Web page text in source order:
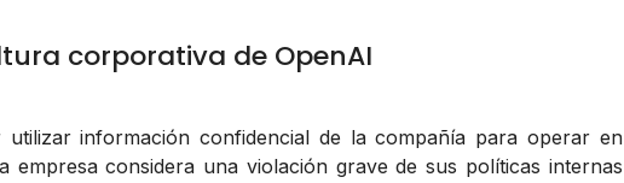
corporativa de OpenAI
información confidencial de la compañía para operar en
empresa considera una violación grave de sus políticas internas